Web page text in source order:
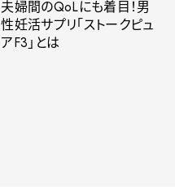
夫婦間のQoLにも着目！男
性妊活サプリ「ストークピュ
アF3」とは